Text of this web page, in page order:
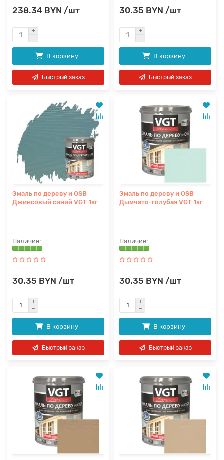
238.34 BYN /шт
В корзину
Быстрый заказ
30.35 BYN /шт
В корзину
Быстрый заказ
Эмаль по дереву и OSB
Джинсовый синий VGT 1кг
30.35 BYN /шт
В корзину
Быстрый заказ
Эмаль по дереву и OSB
Дымчато-голубая VGT 1кг
30.35 BYN /шт
В корзину
Быстрый заказ